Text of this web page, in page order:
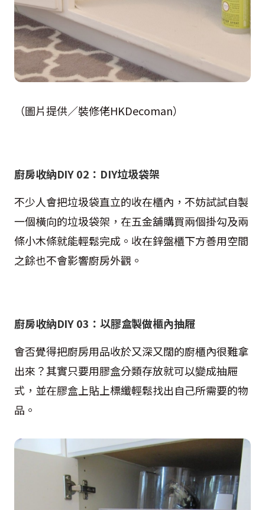
（圖片提供／裝修佬HKDecoman）
廚房收納DIY 02：DIY垃圾袋架
不少人會把垃圾袋直立的收在櫃內，不妨試試自製
一個橫向的垃圾袋架，在五金舖購買兩個掛勾及兩
條小木條就能輕鬆完成。收在鋅盤櫃下方善用空間
之餘也不會影響廚房外觀。
廚房收納DIY 03：以膠盒製做櫃內抽屜
會否覺得把廚房用品收於又深又闊的廚櫃內很難拿
出來？其實只要用膠盒分類存放就可以變成抽屜
式，並在膠盒上貼上標纖輕鬆找出自己所需要的物
品。